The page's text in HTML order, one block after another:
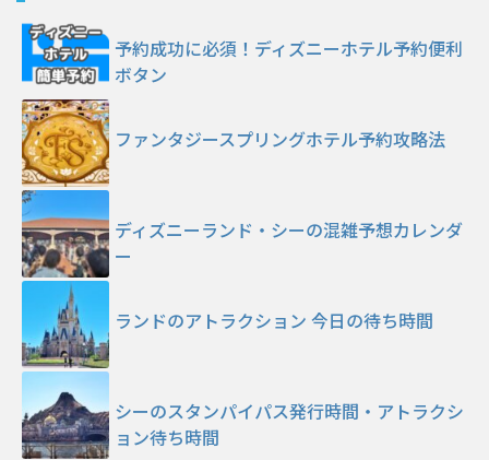
予約成功に必須！ディズニーホテル予約便利
ボタン
ファンタジースプリングホテル予約攻略法
ディズニーランド・シーの混雑予想カレンダ
ー
ランドのアトラクション 今日の待ち時間
シーのスタンパイパス発行時間・アトラクシ
ョン待ち時間